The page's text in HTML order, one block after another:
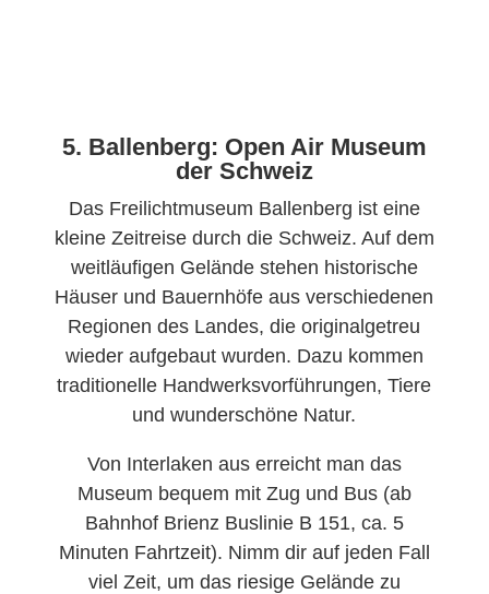
5. Ballenberg: Open Air Museum
der Schweiz
Das Freilichtmuseum Ballenberg ist eine
kleine Zeitreise durch die Schweiz. Auf dem
weitläufigen Gelände stehen historische
Häuser und Bauernhöfe aus verschiedenen
Regionen des Landes, die originalgetreu
wieder aufgebaut wurden. Dazu kommen
traditionelle Handwerksvorführungen, Tiere
und wunderschöne Natur.
Von Interlaken aus erreicht man das
Museum bequem mit Zug und Bus (ab
Bahnhof Brienz Buslinie B 151, ca. 5
Minuten Fahrtzeit). Nimm dir auf jeden Fall
viel Zeit, um das riesige Gelände zu